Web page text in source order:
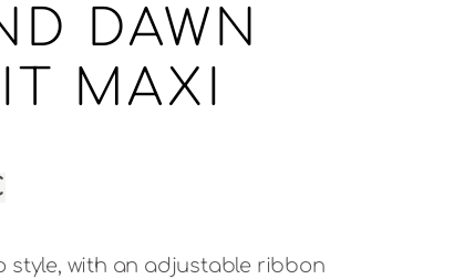
DAWN
MAXI
ΤΙΜΉ
style, with an adjustable ribbon